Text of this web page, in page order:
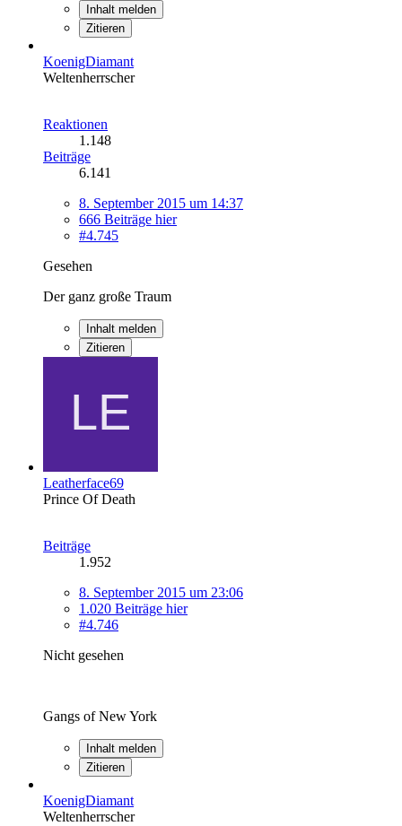
Inhalt melden
Zitieren
KoenigDiamant
Weltenherrscher
Reaktionen
1.148
Beiträge
6.141
8. September 2015 um 14:37
666 Beiträge hier
#4.745
Gesehen
Der ganz große Traum
Inhalt melden
Zitieren
Leatherface69
Prince Of Death
Beiträge
1.952
8. September 2015 um 23:06
1.020 Beiträge hier
#4.746
Nicht gesehen
Gangs of New York
Inhalt melden
Zitieren
KoenigDiamant
Weltenherrscher